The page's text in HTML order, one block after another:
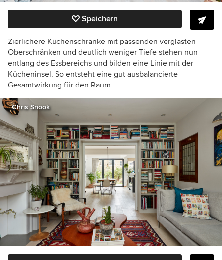
Speichern
Zierlichere Küchenschränke mit passenden verglasten
Oberschränken und deutlich weniger Tiefe stehen nun
entlang des Essbereichs und bilden eine Linie mit der
Kücheninsel. So entsteht eine gut ausbalancierte
Gesamtwirkung für den Raum.
Chris Snook